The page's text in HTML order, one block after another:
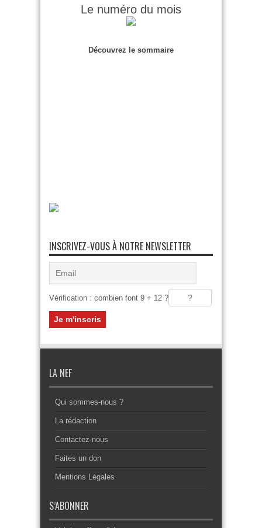
Le numéro du mois
Découvrez le sommaire
INSCRIVEZ-VOUS À NOTRE NEWSLETTER
Vérification : combien font 9 + 12 ?
LA NEF
Qui sommes-nous ?
La rédaction
Contactez-nous
Faites un don
Mentions Légales
S’ABONNER